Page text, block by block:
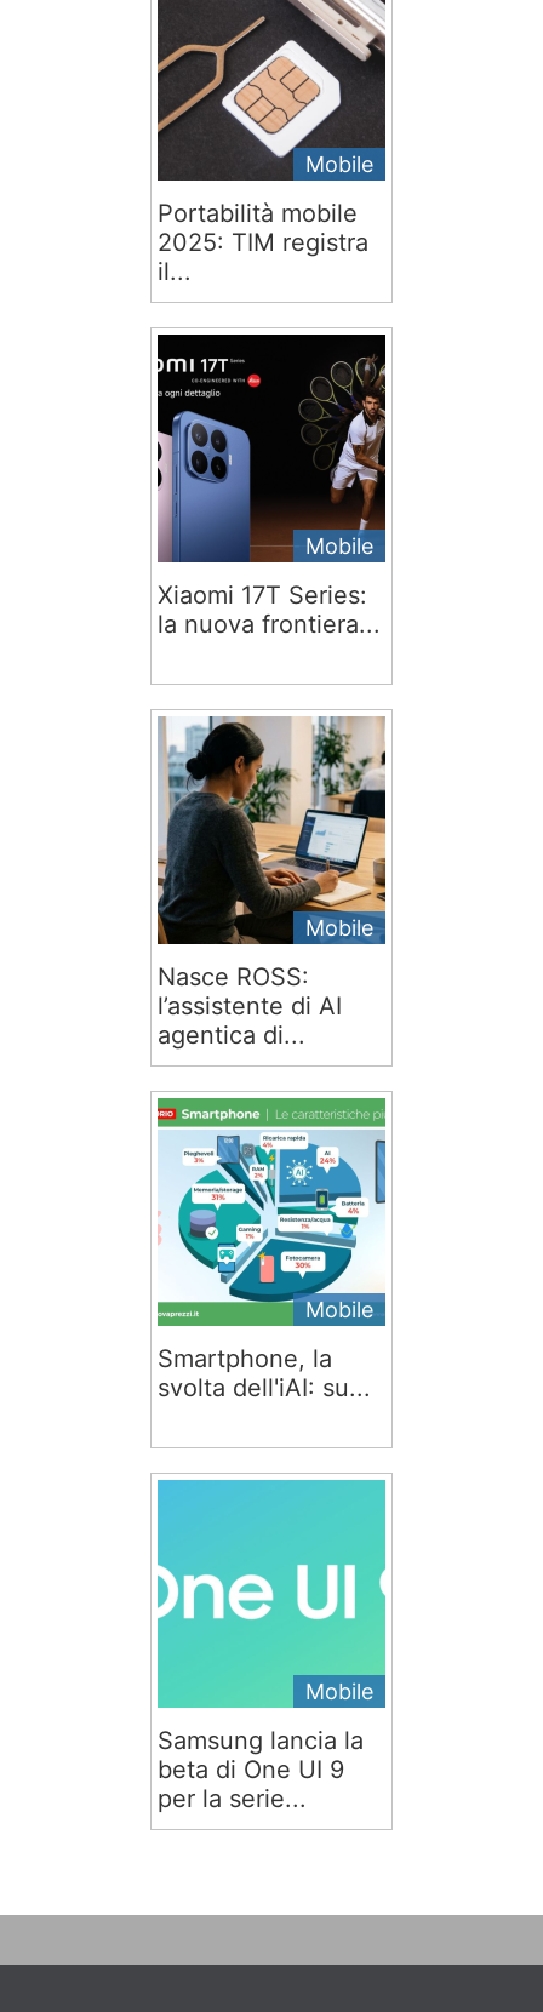
Mobile
Portabilità mobile
2025: TIM registra
il...
Mobile
Xiaomi 17T Series:
la nuova frontiera...
Mobile
Nasce ROSS:
l’assistente di AI
agentica di...
Mobile
Smartphone, la
svolta dell'iAI: su...
Mobile
Samsung lancia la
beta di One UI 9
per la serie...